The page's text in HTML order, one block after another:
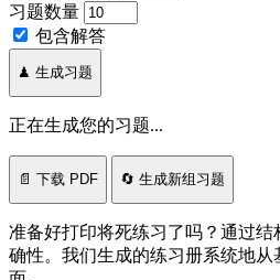
习题数量
包含解答
♟ 生成习题
正在生成您的习题...
📄 下载 PDF 🔄 生成新组习题
准备好打印将死练习了吗？通过
确性。我们生成的练习册系统地